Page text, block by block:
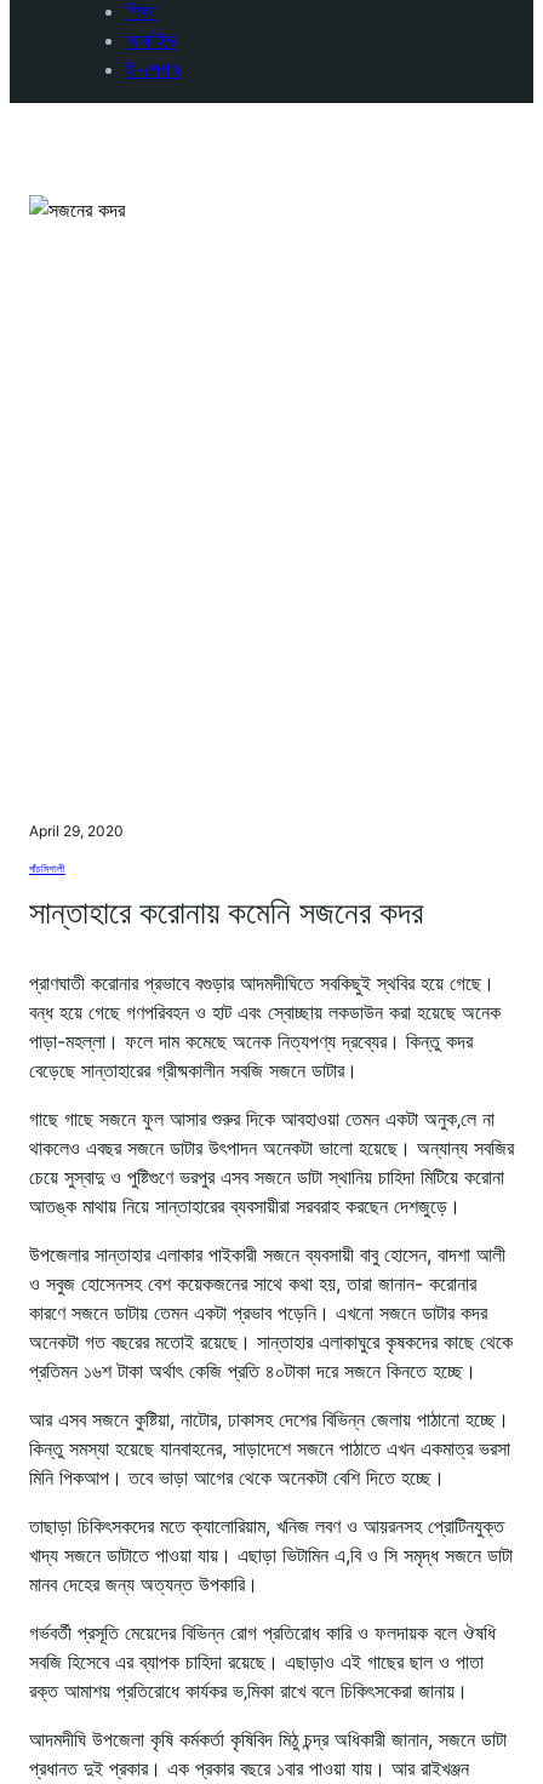
শিক্ষা
আর্কাইভ
ই-পেপার
April 29, 2020
পাঁচমিশালী
সান্তাহারে করোনায় কমেনি সজনের কদর
প্রাণঘাতী করোনার প্রভাবে বগুড়ার আদমদীঘিতে সবকিছুই স্থবির হয়ে গেছে।
বন্ধ হয়ে গেছে গণপরিবহন ও হাট এবং স্বোচ্ছায় লকডাউন করা হয়েছে অনেক
পাড়া-মহল্লা। ফলে দাম কমেছে অনেক নিত্যপণ্য দ্রব্যের। কিন্তু কদর
বেড়েছে সান্তাহারের গ্রীষ্মকালীন সবজি সজনে ডাটার।
গাছে গাছে সজনে ফুল আসার শুরুর দিকে আবহাওয়া তেমন একটা অনুক‚লে না
থাকলেও এবছর সজনে ডাটার উৎপাদন অনেকটা ভালো হয়েছে। অন্যান্য সবজির
চেয়ে সুস্বাদু ও পুষ্টিগুণে ভরপুর এসব সজনে ডাটা স্থানিয় চাহিদা মিটিয়ে করোনা
আতঙ্ক মাথায় নিয়ে সান্তাহারের ব্যবসায়ীরা সরবরাহ করছেন দেশজুড়ে।
উপজেলার সান্তাহার এলাকার পাইকারী সজনে ব্যবসায়ী বাবু হোসেন, বাদশা আলী
ও সবুজ হোসেনসহ বেশ কয়েকজনের সাথে কথা হয়, তারা জানান- করোনার
কারণে সজনে ডাটায় তেমন একটা প্রভাব পড়েনি। এখনো সজনে ডাটার কদর
অনেকটা গত বছরের মতোই রয়েছে। সান্তাহার এলাকাঘুরে কৃষকদের কাছে থেকে
প্রতিমন ১৬শ টাকা অর্থাৎ কেজি প্রতি ৪০টাকা দরে সজনে কিনতে হচ্ছে।
আর এসব সজনে কুষ্টিয়া, নাটোর, ঢাকাসহ দেশের বিভিন্ন জেলায় পাঠানো হচ্ছে।
কিন্তু সমস্যা হয়েছে যানবাহনের, সাড়াদেশে সজনে পাঠাতে এখন একমাত্র ভরসা
মিনি পিকআপ। তবে ভাড়া আগের থেকে অনেকটা বেশি দিতে হচ্ছে।
তাছাড়া চিকিৎসকদের মতে ক্যালোরিয়াম, খনিজ লবণ ও আয়রনসহ প্রোটিনযুক্ত
খাদ্য সজনে ডাটাতে পাওয়া যায়। এছাড়া ভিটামিন এ,বি ও সি সমৃদ্ধ সজনে ডাটা
মানব দেহের জন্য অত্যন্ত উপকারি।
গর্ভবর্তী প্রসূতি মেয়েদের বিভিন্ন রোগ প্রতিরোধ কারি ও ফলদায়ক বলে ঔষধি
সবজি হিসেবে এর ব্যাপক চাহিদা রয়েছে। এছাড়াও এই গাছের ছাল ও পাতা
রক্ত আমাশয় প্রতিরোধে কার্যকর ভ‚মিকা রাখে বলে চিকিৎসকেরা জানায়।
আদমদীঘি উপজেলা কৃষি কর্মকর্তা কৃষিবিদ মিঠু চন্দ্র অধিকারী জানান, সজনে ডাটা
প্রধানত দুই প্রকার। এক প্রকার বছরে ১বার পাওয়া যায়। আর রাইখঞ্জন